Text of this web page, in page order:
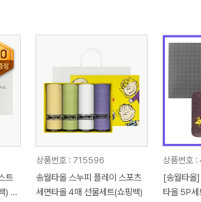
트
) 기
상품번호 : 715596
송월타올 스누피 플레이 스포츠
세면타올 4매 선물세트(쇼핑백)
상품번호
[송월타올]
타올 5P세